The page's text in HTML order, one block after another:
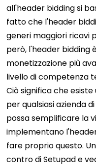
all'header bidding si
fatto che l'header
generi maggiori ricavi
però, l'header bidding
monetizzazione più
livello di competenza
Ciò significa che
per qualsiasi azienda
possa semplificare la
implementano
fare proprio questo.
contro di Setupad e